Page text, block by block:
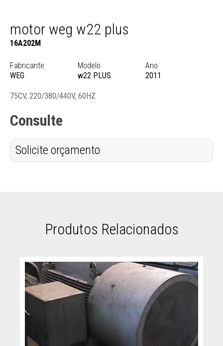
motor weg w22 plus
16A202M
Fabricante
WEG
Modelo
w22 PLUS
Ano
2011
75CV, 220/380/440V, 60HZ
Consulte
Solicite orçamento
Produtos Relacionados